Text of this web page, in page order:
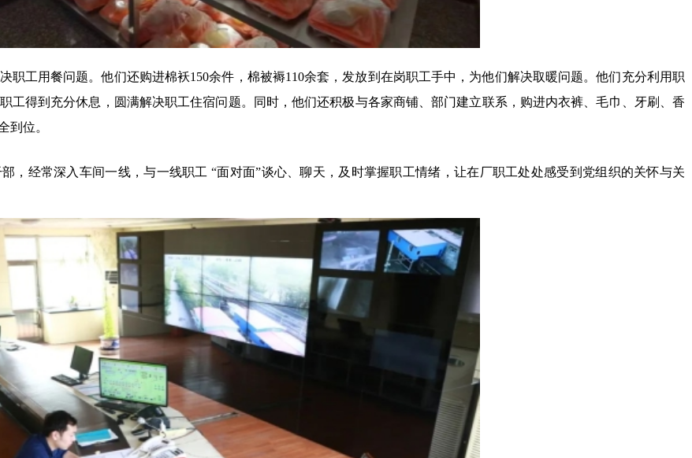
职工用餐问题。他们还购进棉袄150余件，棉被褥110余套，发放到在岗职工手中，为他们解决取暖问题。他们充分利用职
工得到充分休息，圆满解决职工住宿问题。同时，他们还积极与各家商铺、部门建立联系，购进内衣裤、毛巾、牙刷、香
到位。
，经常深入车间一线，与一线职工 “面对面”谈心、聊天，及时掌握职工情绪，让在厂职工处处感受到党组织的关怀与关